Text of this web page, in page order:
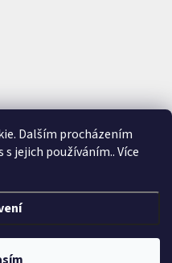
Dalším procházením
jejich používáním.. Více